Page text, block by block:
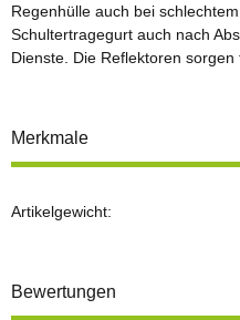
Regenhülle auch bei
Schultertragegurt auch nach
Dienste. Die Reflektoren
Merkmale
Artikelgewicht:
Bewertungen